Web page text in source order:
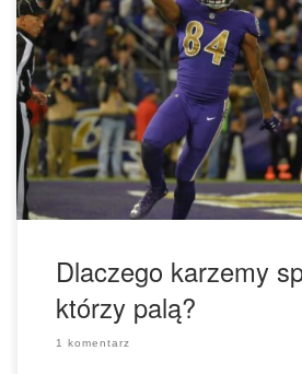
Dlaczego wciąż karzemy
marihuanę? Kiedy przygotowujemy
sezonu piłkarskiego, pytanie które
sobie zadać brzmi: Dlaczego wciąż
którzy palą marihuanę? Jak zapewne
w toku. Oglądamy mistrzostwa świata
pełni zachwytu i napięcia. Wszyscy
Dlaczego karzemy
którzy palą?
1 komentarz